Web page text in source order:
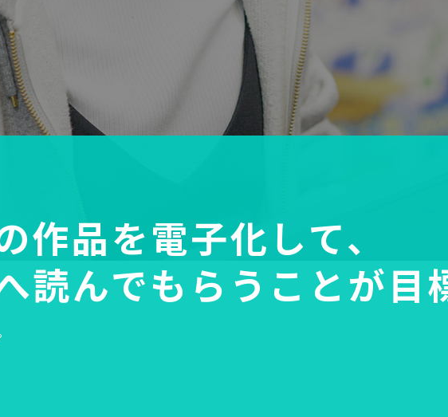
作品を電子化して、
読んでもらうことが目